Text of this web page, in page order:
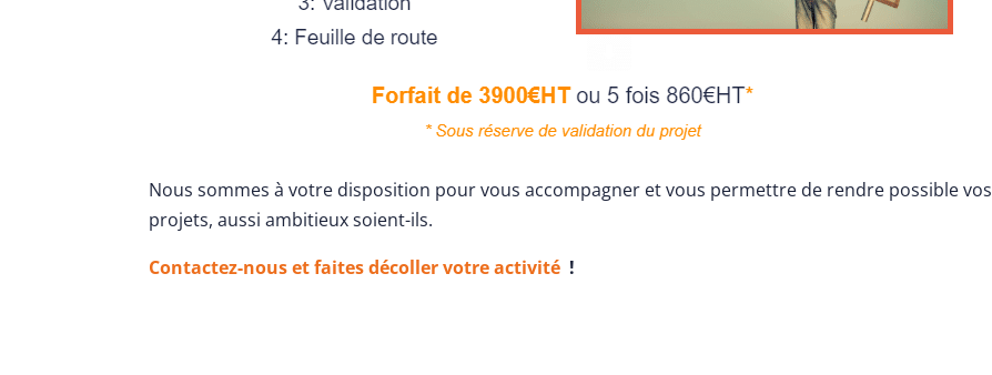
Nous sommes à votre disposition pour vous accompagner et vous permettre de rendre possible vos
projets, aussi ambitieux soient-ils.
Contactez-nous et faites décoller votre activité !